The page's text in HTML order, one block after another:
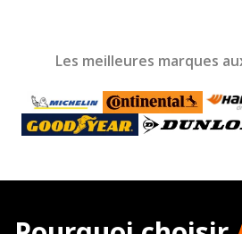
Les meilleures marques